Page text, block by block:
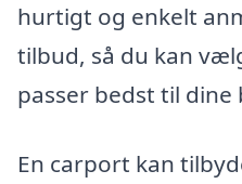
hurtigt og enkelt
tilbud, så du kan
passer bedst til
En carport kan